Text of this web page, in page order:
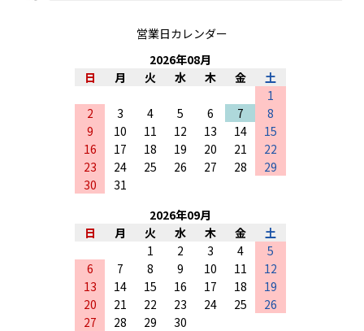
営業日カレンダー
2026年08月
日
月 火 水 木 金
土
1
2
3 4 5 6 7
8
9
10 11 12 13 14
15
16
17 18 19 20 21
22
23
24 25 26 27 28
29
30
31
2026年09月
日
月 火 水 木 金
土
1
2 3 4
5
6
7 8 9 10 11
12
13
14 15 16 17 18
19
20
21 22 23 24 25
26
27
28 29
30